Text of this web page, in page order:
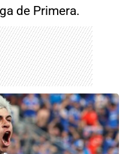
de Primera.